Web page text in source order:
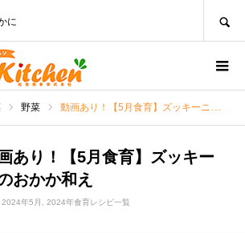
に
野菜 動画あり！【5月食育】ズッキーニのおかか和え
あり！【5月食育】ズッキー
おかか和え
2024年5月 2024年食育レシピ一覧